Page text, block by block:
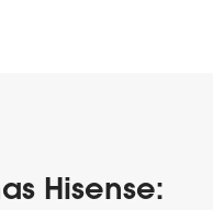
Hisense: